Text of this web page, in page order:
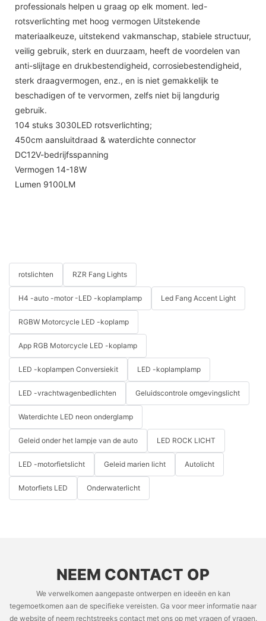
professionals helpen u graag op elk moment. led-
rotsverlichting met hoog vermogen Uitstekende
materiaalkeuze, uitstekend vakmanschap, stabiele structuur,
veilig gebruik, sterk en duurzaam, heeft de voordelen van
anti-slijtage en drukbestendigheid, corrosiebestendigheid,
sterk draagvermogen, enz., en is niet gemakkelijk te
beschadigen of te vervormen, zelfs niet bij langdurig
gebruik.
104 stuks 3030LED rotsverlichting;
450cm aansluitdraad & waterdichte connector
DC12V-bedrijfsspanning
Vermogen 14-18W
Lumen 9100LM
rotslichten RZR Fang Lights
H4 -auto -motor -LED -koplamplamp Led Fang Accent Light
RGBW Motorcycle LED -koplamp
App RGB Motorcycle LED -koplamp
LED -koplampen Conversiekit LED -koplamplamp
LED -vrachtwagenbedlichten Geluidscontrole omgevingslicht
Waterdichte LED neon onderglamp
Geleid onder het lampje van de auto LED ROCK LICHT
LED -motorfietslicht Geleid marien licht Autolicht
Motorfiets LED Onderwaterlicht
NEEM CONTACT OP
We verwelkomen aangepaste ontwerpen en ideeën en kan
tegemoetkomen aan de specifieke vereisten. Ga voor meer informatie naar
de website of neem rechtstreeks contact met ons op met vragen of vragen.